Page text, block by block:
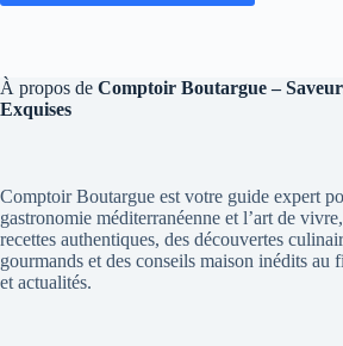
À propos de Comptoir Boutargue –
Exquises
Comptoir Boutargue est votre guide expert
gastronomie méditerranéenne et l’art de
recettes authentiques, des découvertes
gourmands et des conseils maison inédits au
et actualités.